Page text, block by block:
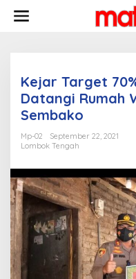
Kejar Target
Datangi Rumah
Sembako
Mp-02
September 22, 2021
Lombok Tengah